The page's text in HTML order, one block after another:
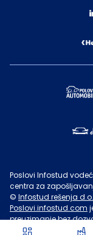
Poslovi Infostud
centra za
© Infostud rešenja
Poslovi.infostud.com
preuzimanje bez
u druge svrhe, osim